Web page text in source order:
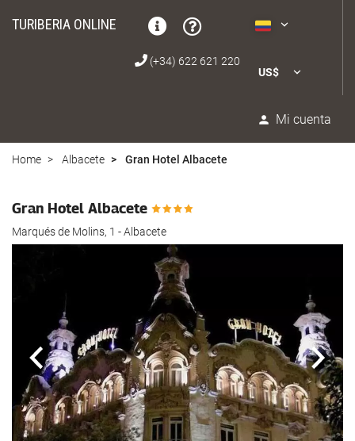
TURIBERIA ONLINE
US$
Mi cuenta
(+34) 622 621 220
Home Albacete Gran Hotel Albacete
Gran Hotel Albacete
Marqués de Molins, 1 - Albacete
Anterior